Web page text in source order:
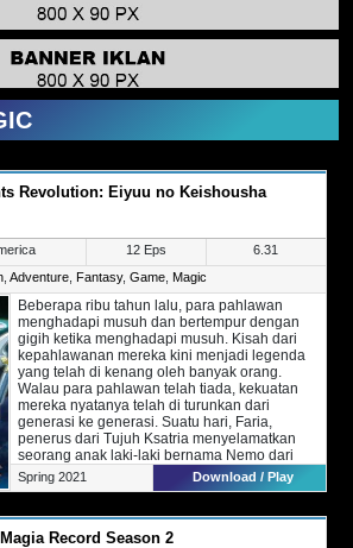
Revolution: Eiyuu no Keishousha
12 Eps
6.31
, Adventure, Fantasy, Game, Magic
Beberapa ribu tahun lalu, para pahlawan
menghadapi musuh dan bertempur dengan
gigih ketika menghadapi musuh. Kisah dari
kepahlawanan mereka kini menjadi legenda
yang telah di kenang oleh banyak orang.
Walau para pahlawan telah tiada, kekuatan
mereka nyatanya telah di turunkan dari
generasi ke generasi. Suatu hari, Faria,
penerus dari Tujuh Ksatria menyelamatkan
seorang anak laki-laki bernama Nemo dari
genggaman musuh.
Setelah di selamatkan oleh Faria, Nemo kini
penerus mereka nantinya. Sekarang,
bagaimana cara Nemo mengukir namanya di
Spring 2021 Download / Play
Magia Record Season 2